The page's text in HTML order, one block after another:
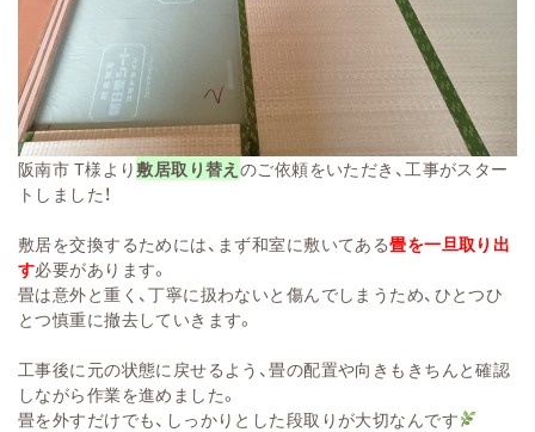
阪南市 T様より敷居取り替え のご依頼をいただき、工事がス ター
トしました！
敷居を交換するためには、まず和室に敷いてある畳を一旦取り出
す必要があり ます。
畳は意外と重く、丁寧に扱わないと傷んでしまうため、ひとつひ
とつ慎重に撤去していきます。
工事後に元の状態に戻せるよう、畳の配置や向きもきちんと確認
しながら作業を進めました。
畳を外すだけでも、し っかりとした段取りが大切なんです